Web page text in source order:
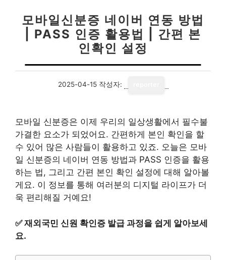
모바일신분증 네이버 연동 방법
| PASS 인증 활용법 | 간편 본
인확인 설정
2025-04-15 작성자:
모바일 신분증은 이제 우리의 일상생활에서 필수불
가결한 요소가 되었어요. 간편하게 본인 확인을 할
수 있어 많은 사람들이 활용하고 있죠. 오늘은 모바
일 신분증의 네이버 연동 방법과 PASS 인증을 활용
하는 법, 그리고 간편 본인 확인 설정에 대해 알아볼
게요. 이 정보를 통해 여러분의 디지털 라이프가 더
욱 편리해질 거예요!
✅재외국민 신원 확인증 발급 과정을 쉽게 알아보세
요.